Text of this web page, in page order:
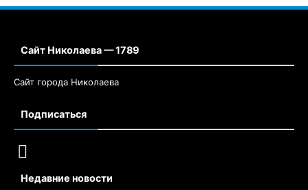
Сайт Николаева — 1789
Сайт города Николаева
Подписаться
Недавние новости